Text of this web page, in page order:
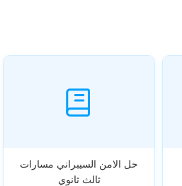
حل الامن السيبراني مسارات
ثالث ثانوي